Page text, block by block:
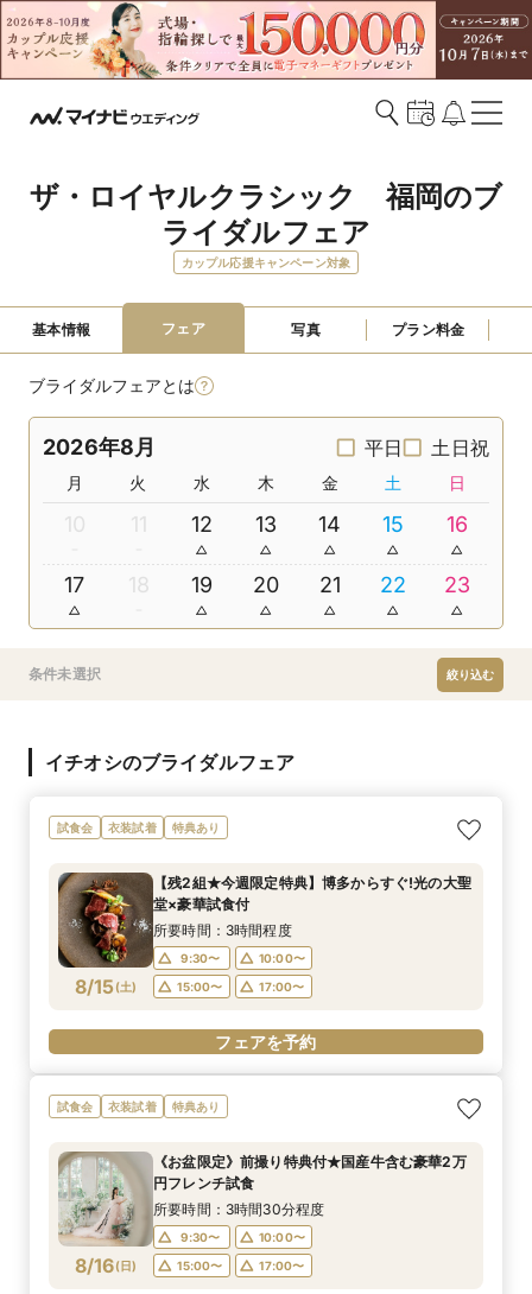
ザ・ロイヤルクラシック　福岡のブ
ライダルフェア
カップル応援キャンペーン対象
基本情報 フェア 写真 プラン料金
ブライダルフェアとは
2026年8月 平日 土日祝
月 火 水 木 金 土 日
10 11 12 13 14 15 16
17 18 19 20 21 22 23
条件未選択 絞り込む
イチオシのブライダルフェア
試食会 衣装試着 特典あり
8/15(土)
【残2組★今週限定特典】博多からすぐ!光の大聖
堂×豪華試食付
所要時間：3時間程度
9:30〜
10:00〜
15:00〜
17:00〜
フェアを予約
試食会 衣装試着 特典あり
8/16(日)
《お盆限定》前撮り特典付★国産牛含む豪華2万
円フレンチ試食
所要時間：3時間30分程度
9:30〜
10:00〜
15:00〜
17:00〜